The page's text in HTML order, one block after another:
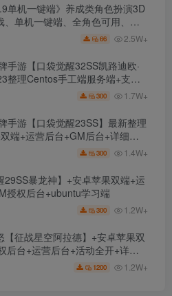
单机一键端》养成类角色扮演3D
、单机一键端、全角色可用、无
保姆级安装教程
66 2.5W+
手游【口袋觉醒32SS凯路迪欧·
整理Centos手工端服务端+支付
果双端+运营后台+GM授权后台
300 1.7W+
手游【口袋觉醒23SS】最新整理
端+运营后台+GM后台+详细搭
300 1.4W+
29SS暴龙神】+安卓苹果双端+运
授权后台+ubuntu学习端
300 1.2W+
【征战星空阿拉德】+安卓苹果双
后台+运营后台+活动全开+详细
1200 1.2W+